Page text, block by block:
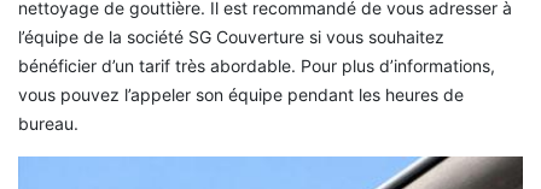
nettoyage de gouttière. Il est recommandé de vous adresser à
l’équipe de la société SG Couverture si vous souhaitez
bénéficier d’un tarif très abordable. Pour plus d’informations,
vous pouvez l’appeler son équipe pendant les heures de
bureau.